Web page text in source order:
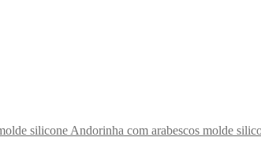
Andorinha com arabescos molde